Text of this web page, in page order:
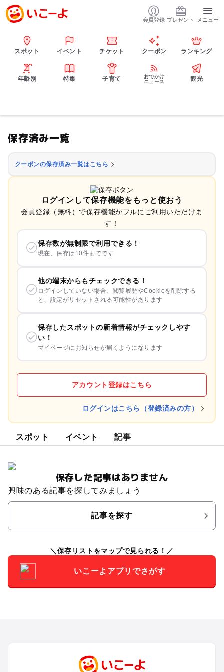
会員登録 プレゼント メニュー
スポット イベント チケット クーポン ランキング
年齢別 特集 子育て
おでかけ
ニュース
観光
保存済み一覧
クーポンの保存済み一覧はこちら
ログインして保存機能をもっと使おう
会員登録（無料）で保存機能がフルにご利用いただけま
す！
保存数が無制限で利用できる！
現在、保存は10件までです
他の端末からもチェックできる！
ログインしていない場合、閲覧履歴やCookieを削除する
と、設定がリセットされる可能性があります
保存したスポットの新着情報がチェックしやす
い！
マイページにお知らせが届くようになります
アカウント登録はこちら
ログインはこちら（登録済みの方）
スポット イベント 記事
保存した記事はありません
興味のある記事を探してみましょう
記事を探す
保存リストをマップで見られる！
いこーよアプリでさがす